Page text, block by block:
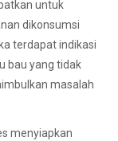
untuk
dikonsumsi
terdapat indikasi
bau yang tidak
masalah
menyiapkan